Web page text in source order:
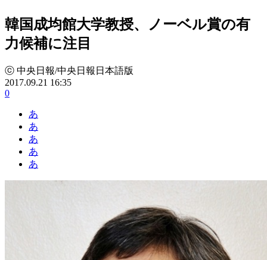
韓国成均館大学教授、ノーベル賞の有
力候補に注目
ⓒ 中央日報/中央日報日本語版
2017.09.21 16:35
0
あ
あ
あ
あ
あ